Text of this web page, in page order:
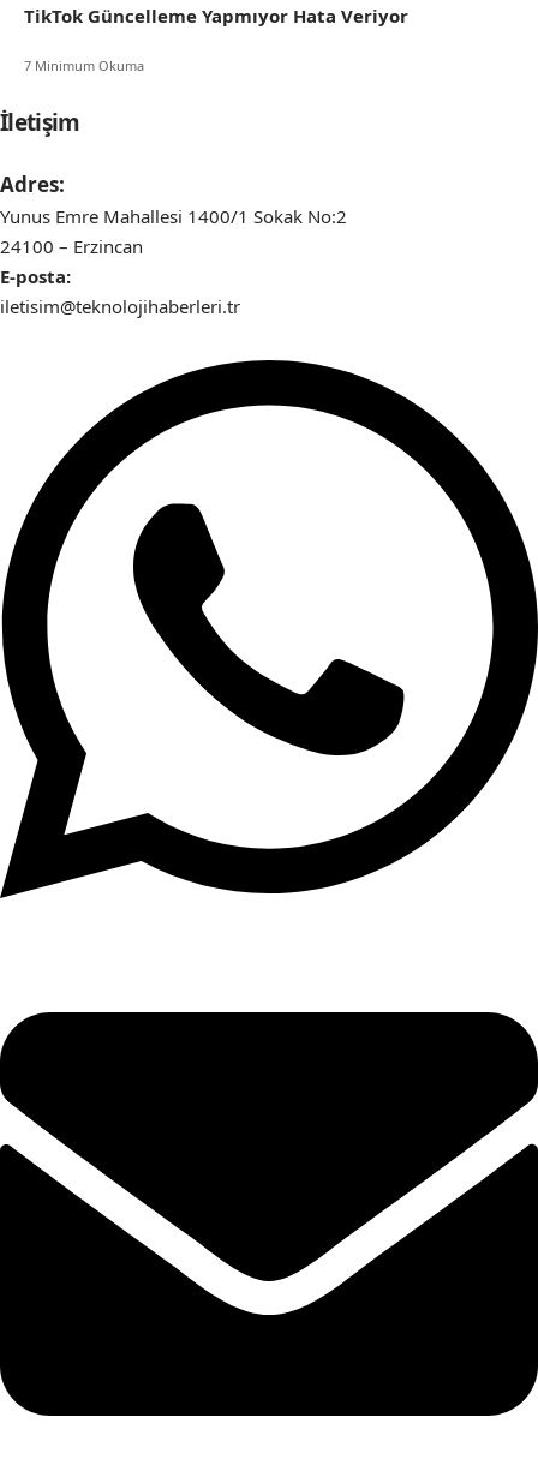
TikTok Güncelleme Yapmıyor Hata Veriyor
7 Minimum Okuma
İletişim
Adres:
Yunus Emre Mahallesi 1400/1 Sokak No:2
24100 – Erzincan
E-posta:
iletisim@teknolojihaberleri.tr